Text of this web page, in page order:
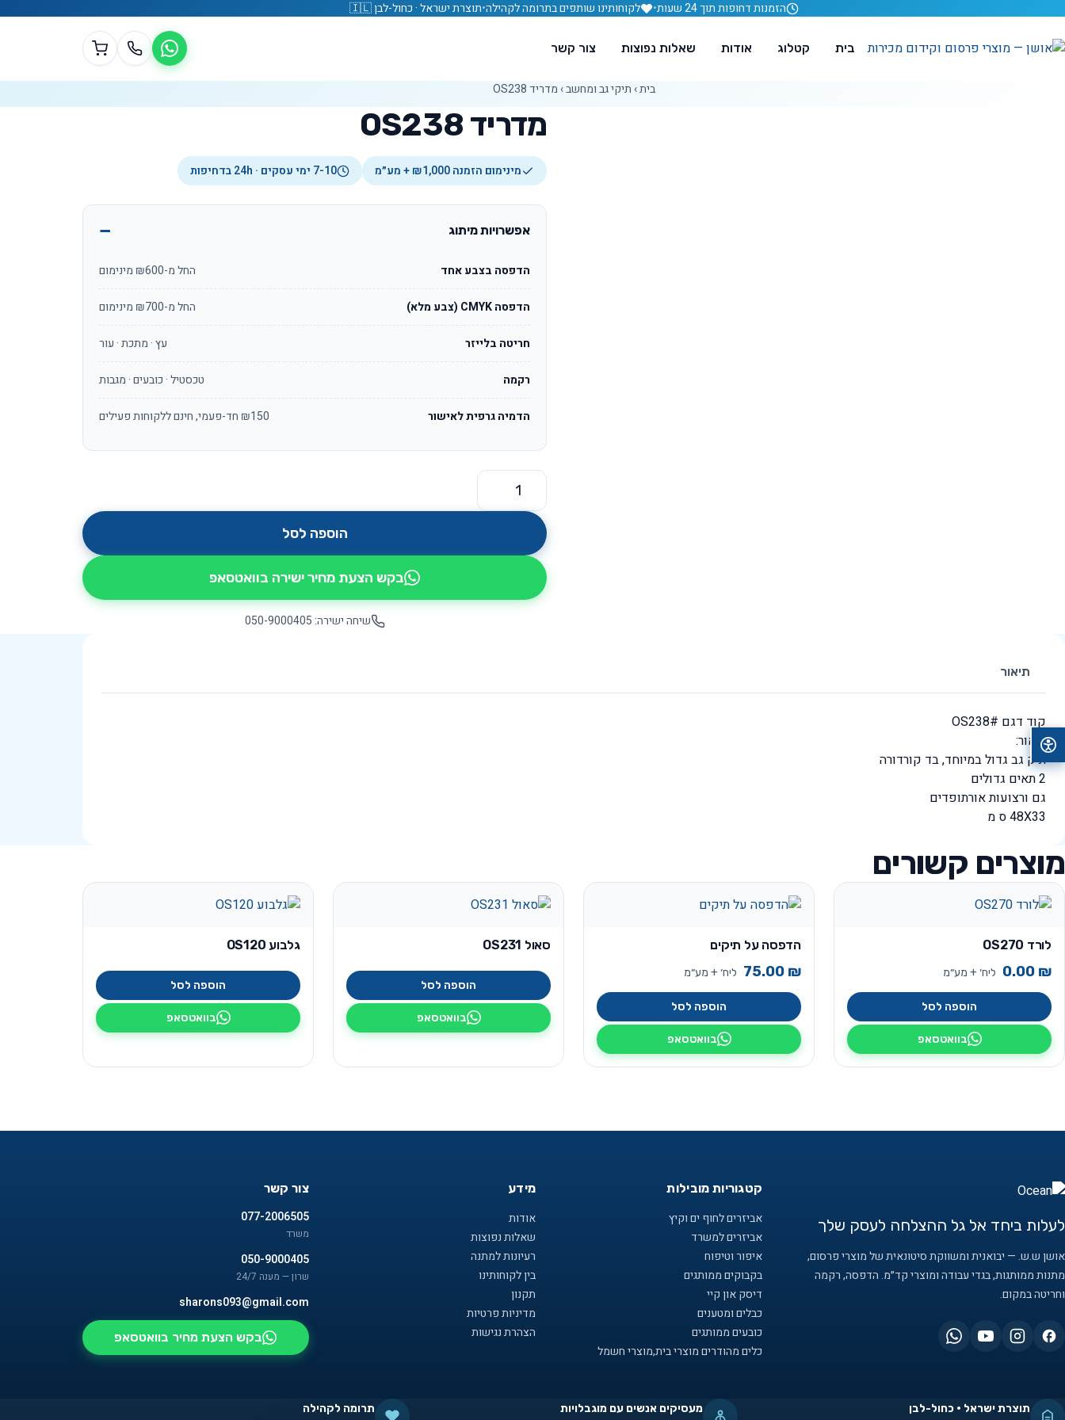
הזמנות דחופות תוך 24 שעות • לקוחותינו שותפים בתרומה לקהילה•תוצרת ישראל · כחול-לבן 🇮🇱
בית קטלוג אודות שאלות נפוצות צור קשר
בית› תיקי גב ומחשב› מדריד OS238
מדריד OS238
מינימום הזמנה ₪1,000 + מע״מ 7-10 ימי עסקים · 24h בדחיפות
אפשרויות מיתוג
הדפסה בצבע אחד החל מ-₪600 מינימום
הדפסה CMYK (צבע מלא) החל מ-₪700 מינימום
חריטה בלייזר עץ · מתכת · עור
רקמה טכסטיל · כובעים · מגבות
הדמיה גרפית לאישור ₪150 חד-פעמי, חינם ללקוחות פעילים
כמות של מדריד OS238
הוספה לסל
בקש הצעת מחיר ישירה בוואטסאפ
שיחה ישירה: 050-9000405
תיאור
קוד דגם #OS238
תיאור:
תיק גב גדול במיוחד, בד קורדורה
2 תאים גדולים
גם ורצועות אורתופדים
48X33 ס מ
מוצרים קשורים
לורד OS270
0.00 ₪ ליח׳ + מע״מ
הוספה לסל
בוואטסאפ
הדפסה על תיקים
75.00 ₪ ליח׳ + מע״מ
הוספה לסל
בוואטסאפ
סאול OS231
הוספה לסל
בוואטסאפ
גלבוע OS120
הוספה לסל
בוואטסאפ
לעלות ביחד אל גל ההצלחה לעסק שלך
אושן ש.ש. — יבואנית ומשווקת סיטונאית של מוצרי פרסום,
מתנות ממותגות, בגדי עבודה ומוצרי קד״מ. הדפסה, רקמה
וחריטה במקום.
קטגוריות מובילות
אביזרים לחוף ים וקיץ
אביזרים למשרד
איפור וטיפוח
בקבוקים ממותגים
דיסק און קיי
כבלים ומטענים
כובעים ממותגים
כלים מהודרים מוצרי בית,מוצרי חשמל
מידע
אודות
שאלות נפוצות
רעיונות למתנה
בין לקוחותינו
תקנון
מדיניות פרטיות
הצהרת נגישות
צור קשר
077-2006505
משרד
050-9000405
שרון — מענה 24/7
sharons093@gmail.com
בקש הצעת מחיר בוואטסאפ
תוצרת ישראל · כחול-לבן מעסיקים אנשים עם מוגבלויות תרומה לקהילה